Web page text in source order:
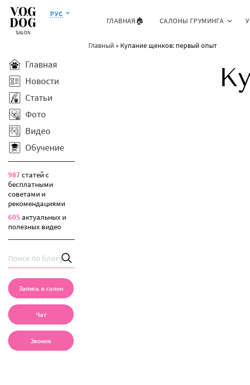
РУС
ГЛАВНАЯ🏠
САЛОНЫ ГРУМИНГА
Главный » Купание щенков: первый опыт
Главная
Новости
Статьи
Фото
Видео
Обучение
987 статей с
бесплатными
советами и
рекомендациями
605 актуальных и
полезных видео
Запись в салон
Чат
Звонок